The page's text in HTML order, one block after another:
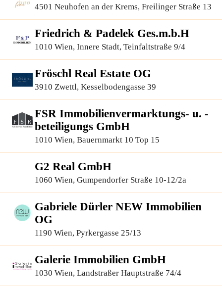
4501 Neuhofen an der Krems, Freilinger Straße 13
Friedrich & Padelek Ges.m.b.H
1010 Wien, Innere Stadt, Teinfaltstraße 9/4
Fröschl Real Estate OG
3910 Zwettl, Kesselbodengasse 39
FSR Immobilienvermarktungs- u. -
beteiligungs GmbH
1010 Wien, Bauernmarkt 10 Top 15
G2 Real GmbH
1060 Wien, Gumpendorfer Straße 10-12/2a
Gabriele Dürler NEW Immobilien
OG
1190 Wien, Pyrkergasse 25/13
Galerie Immobilien GmbH
1030 Wien, Landstraßer Hauptstraße 74/4